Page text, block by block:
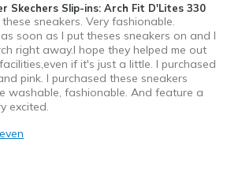
Skechers Slip-ins: Arch Fit D'Lites 330
sneakers. Very fashionable.
soon as I put theses sneakers on and I
right away.I hope they helped me out
if it's just a little. I purchased
pink. I purchased these sneakers
washable, fashionable. And feature a
excited.